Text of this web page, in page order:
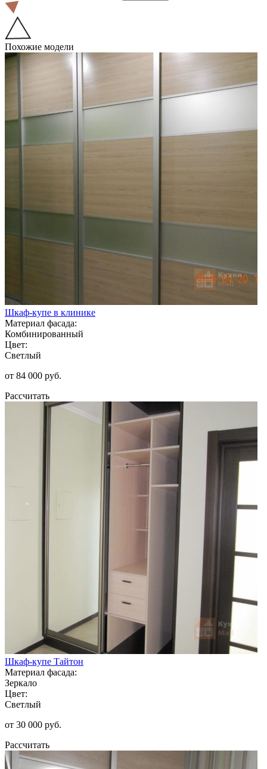
Похожие модели
Шкаф-купе в клинике
Материал фасада:
Комбинированный
Цвет:
Светлый
от 84 000 руб.
Рассчитать
Шкаф-купе Тайтон
Материал фасада:
Зеркало
Цвет:
Светлый
от 30 000 руб.
Рассчитать